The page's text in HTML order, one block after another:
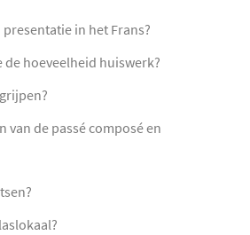
presentatie in het Frans?
de hoeveelheid huiswerk?
van de passé composé en